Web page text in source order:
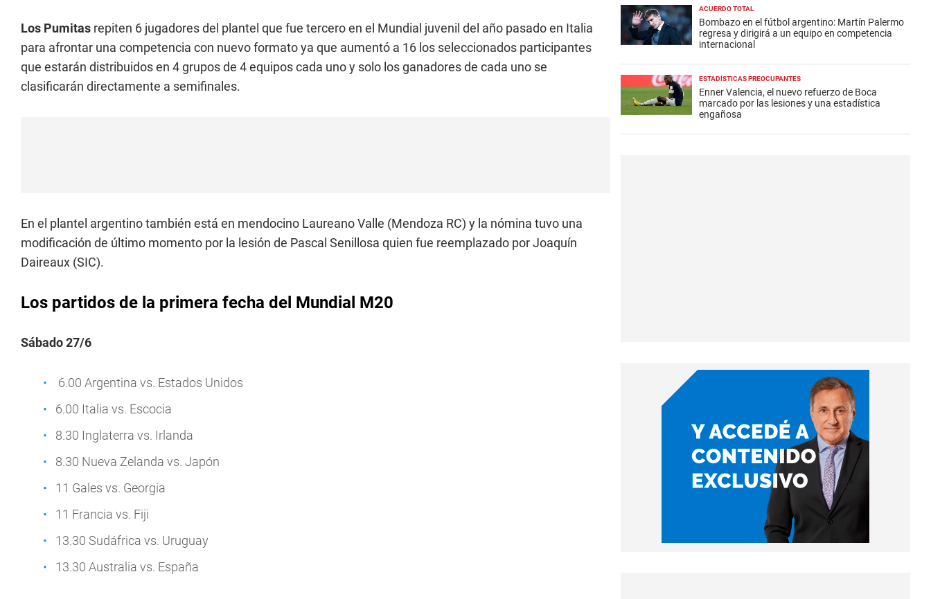
Los Pumitas repiten 6 jugadores del plantel que fue tercero en el Mundial juvenil del año pasado en Italia
para afrontar una competencia con nuevo formato ya que aumentó a 16 los seleccionados participantes
que estarán distribuidos en 4 grupos de 4 equipos cada uno y solo los ganadores de cada uno se
clasificarán directamente a semifinales.
En el plantel argentino también está en mendocino Laureano Valle (Mendoza RC) y la nómina tuvo una
modificación de último momento por la lesión de Pascal Senillosa quien fue reemplazado por Joaquín
Daireaux (SIC).
Los partidos de la primera fecha del Mundial M20
Sábado 27/6
6.00 Argentina vs. Estados Unidos
6.00 Italia vs. Escocia
8.30 Inglaterra vs. Irlanda
8.30 Nueva Zelanda vs. Japón
11 Gales vs. Georgia
11 Francia vs. Fiji
13.30 Sudáfrica vs. Uruguay
13.30 Australia vs. España
ACUERDO TOTAL
Bombazo en el fútbol argentino: Martín Palermo
regresa y dirigirá a un equipo en competencia
internacional
ESTADÍSTICAS PREOCUPANTES
Enner Valencia, el nuevo refuerzo de Boca
marcado por las lesiones y una estadística
engañosa